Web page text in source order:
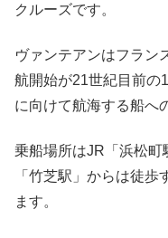
クルーズです。
ヴァンテアンはフラン
航開始が21世紀目前の
に向けて航海する船へ
乗船場所はJR「浜松
「竹芝駅」からは徒歩
ます。